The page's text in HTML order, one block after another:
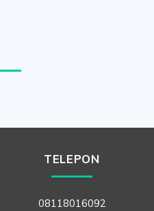
TELEPON
08118016092